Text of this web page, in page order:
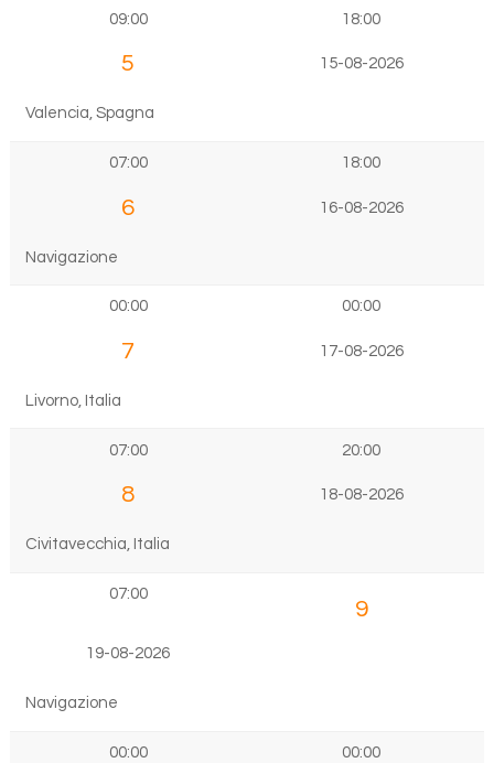
09:00 18:00
5 15-08-2026
Valencia, Spagna
07:00 18:00
6 16-08-2026
Navigazione
00:00 00:00
7 17-08-2026
Livorno, Italia
07:00 20:00
8 18-08-2026
Civitavecchia, Italia
07:00
9
19-08-2026
Navigazione
00:00 00:00